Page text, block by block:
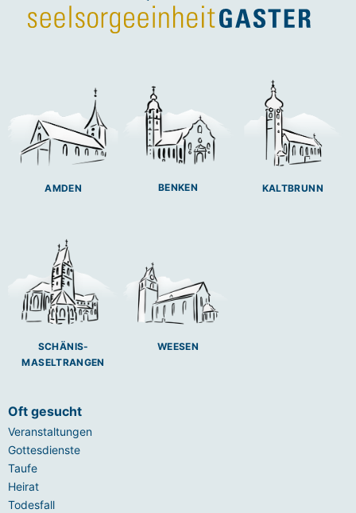
AMDEN BENKEN KALTBRUNN
SCHÄNIS-
MASELTRANGEN
WEESEN
Oft gesucht
Veranstaltungen
Gottesdienste
Taufe
Heirat
Todesfall